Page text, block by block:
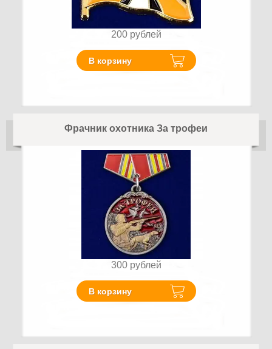
200 рублей
В корзину
Фрачник охотника За трофеи
300 рублей
В корзину